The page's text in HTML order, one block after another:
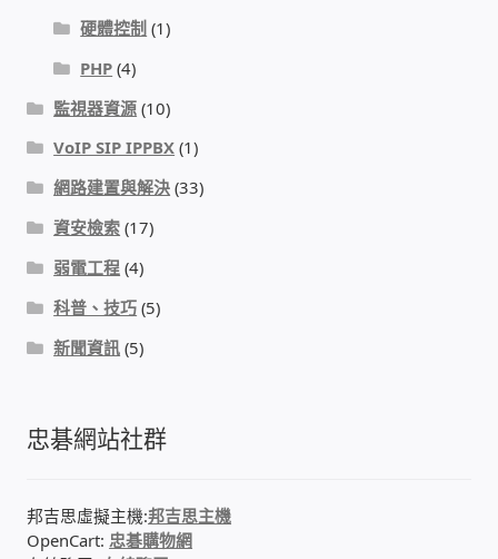
DIY材料
我的帳號
結帳
購物車
退款和退貨政策
硬體控制 (1)
PHP (4)
監視器資源 (10)
VoIP SIP IPPBX (1)
網路建置與解決 (33)
資安檢索 (17)
弱電工程 (4)
科普、技巧 (5)
新聞資訊 (5)
忠碁網站社群
邦吉思虛擬主機:邦吉思主機
OpenCart:忠碁購物網